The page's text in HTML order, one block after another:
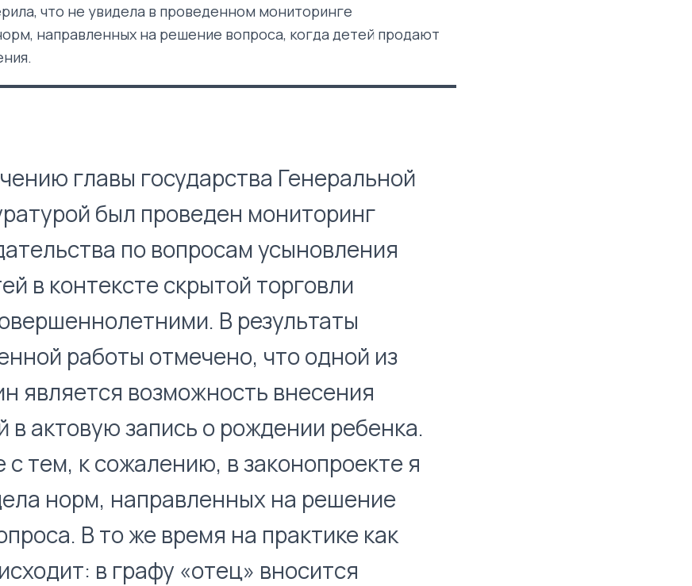
что не увидела в проведенном мониторинге
направленных на решение вопроса, когда детей продают
главы государства Генеральной
был проведен мониторинг
по вопросам усыновления
в контексте скрытой торговли
В результаты
работы отмечено, что одной из
является возможность внесения
в актовую запись о рождении ребенка.
с тем, к сожалению, в законопроекте я
норм, направленных на решение
В то же время на практике как
в графу «отец» вносится